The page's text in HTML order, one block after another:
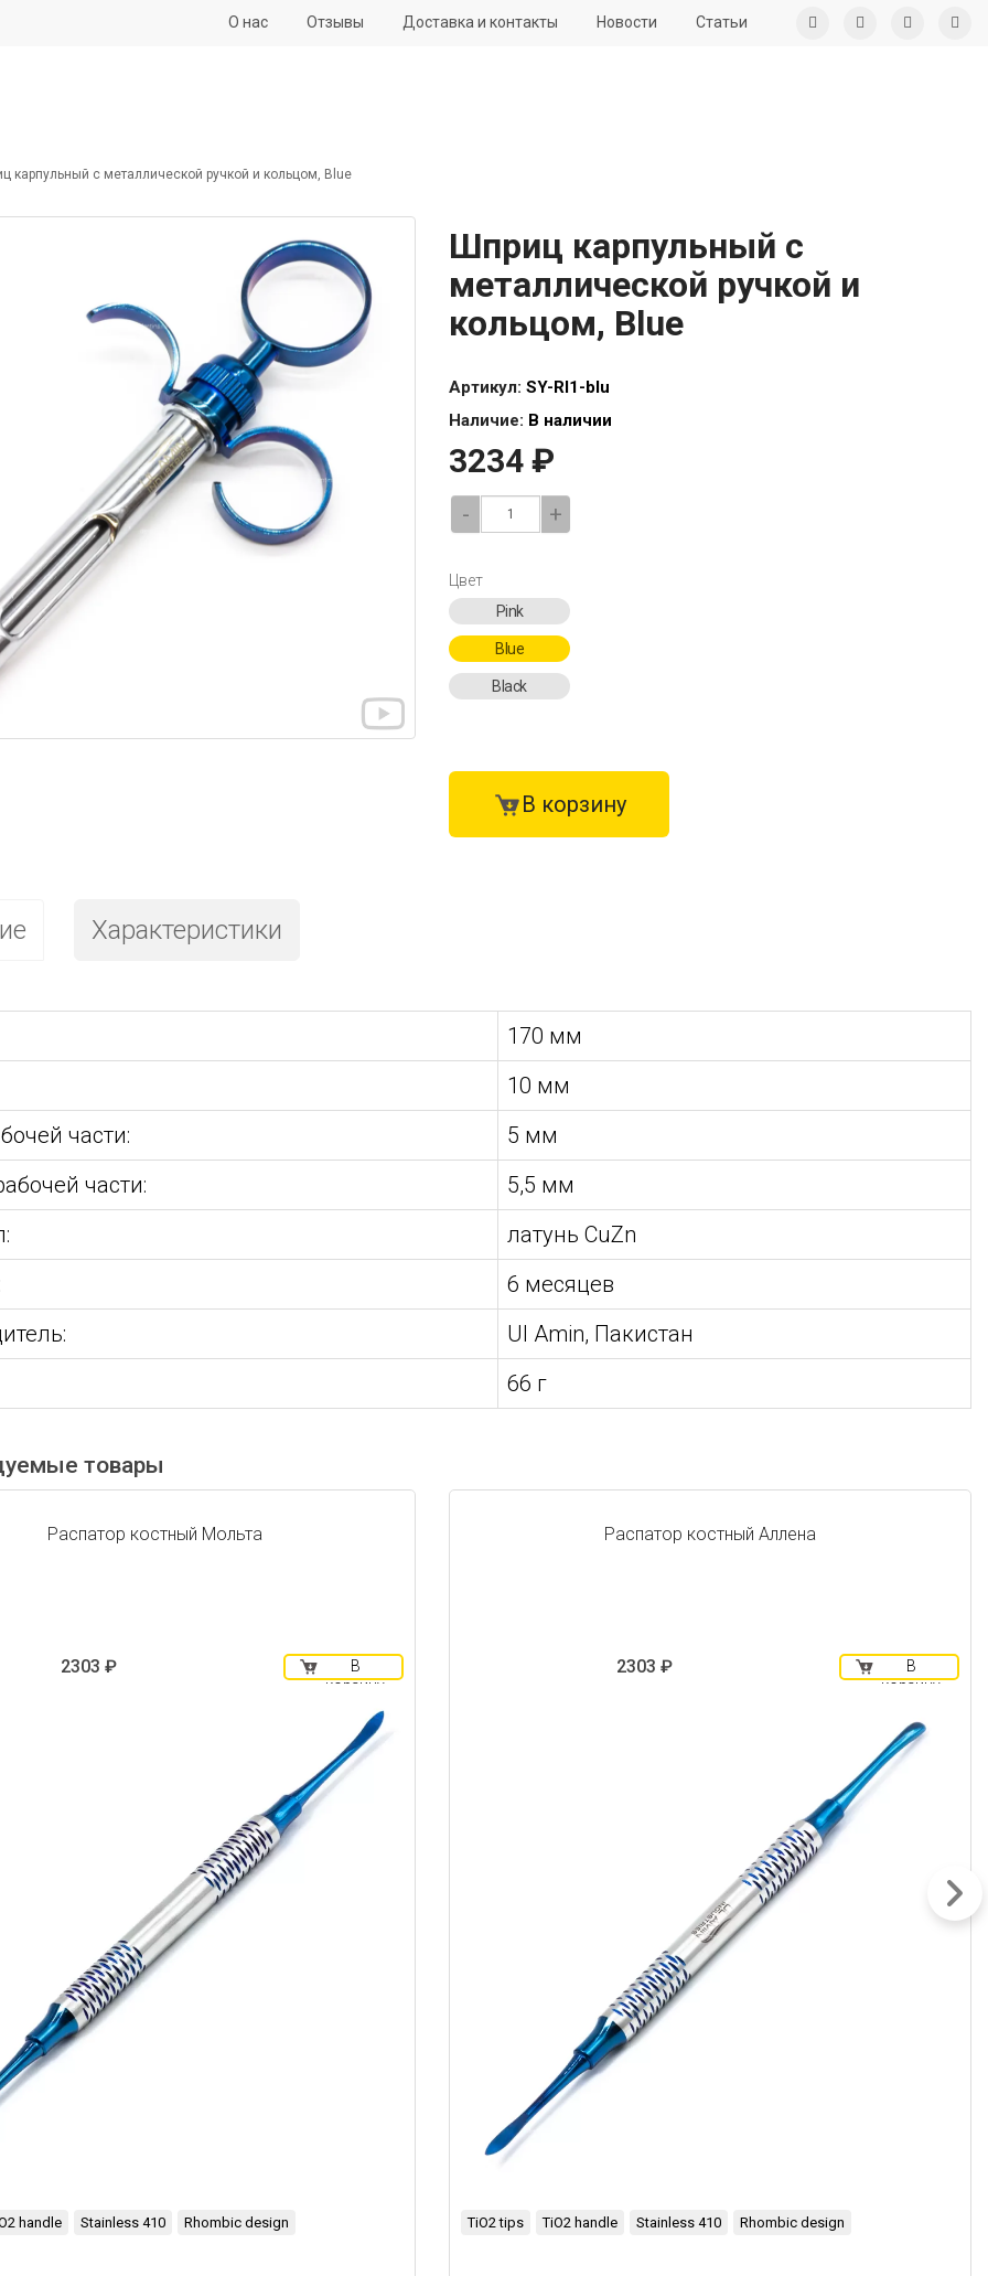
О нас Отзывы Доставка и контакты Новости Статьи
карпульный с металлической ручкой и кольцом, Blue
Шприц карпульный с
металлической ручкой и
кольцом, Blue
Артикул: SY-RI1-blu
Наличие: В наличии
3234 ₽
- +
Цвет
Pink
Blue
Black
В корзину
Характеристики
170 мм
10 мм
части:
5 мм
части:
5,5 мм
латунь CuZn
6 месяцев
Ul Amin, Пакистан
66 г
товары
Распатор костный Мольта
2303 ₽
В
корзину
handle Stainless 410 Rhombic design
Распатор костный Аллена
2303 ₽
В
корзину
TiO2 tips TiO2 handle Stainless 410 Rhombic design